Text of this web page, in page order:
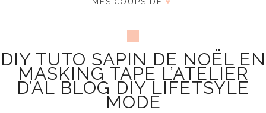
DIY TUTO SAPIN DE NOËL EN
MASKING TAPE L’ATELIER
D’AL BLOG DIY LIFETSYLE
MODE